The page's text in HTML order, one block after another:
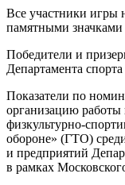
Все участники игры
памятными
Победители и
Департамента
Показатели по
организацию работы
физкультурно-
обороне» (ГТО)
и предприятий
в рамках